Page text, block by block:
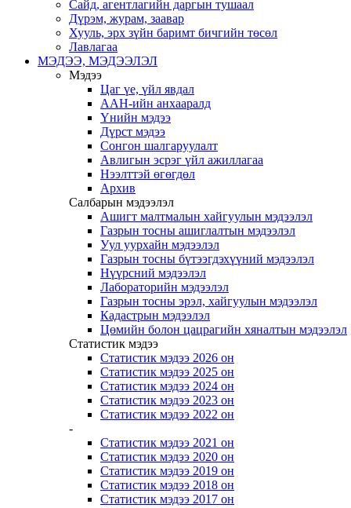
Сайд, агентлагийн даргын тушаал
Дүрэм, журам, заавар
Хууль, эрх зүйн баримт бичгийн төсөл
Лавлагаа
МЭДЭЭ, МЭДЭЭЛЭЛ
Мэдээ
Цаг үе, үйл явдал
ААН-ийн анхааралд
Үнийн мэдээ
Дүрст мэдээ
Сонгон шалгаруулалт
Авлигын эсрэг үйл ажиллагаа
Нээлттэй өгөгдөл
Архив
Салбарын мэдээлэл
Ашигт малтмалын хайгуулын мэдээлэл
Газрын тосны ашиглалтын мэдээлэл
Уул уурхайн мэдээлэл
Газрын тосны бүтээгдэхүүний мэдээлэл
Нүүрсний мэдээлэл
Лабораторийн мэдээлэл
Газрын тосны эрэл, хайгуулын мэдээлэл
Кадастрын мэдээлэл
Цөмийн болон цацрагийн хяналтын мэдээлэл
Статистик мэдээ
Статистик мэдээ 2026 он
Статистик мэдээ 2025 он
Статистик мэдээ 2024 он
Статистик мэдээ 2023 он
Статистик мэдээ 2022 он
-
Статистик мэдээ 2021 он
Статистик мэдээ 2020 он
Статистик мэдээ 2019 он
Статистик мэдээ 2018 он
Статистик мэдээ 2017 он